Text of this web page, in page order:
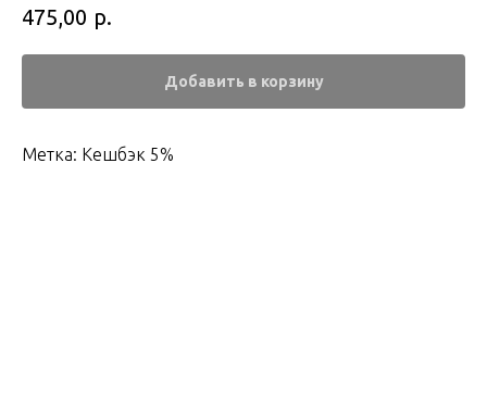
475,00 р.
Добавить в корзину
Метка: Кешбэк 5%